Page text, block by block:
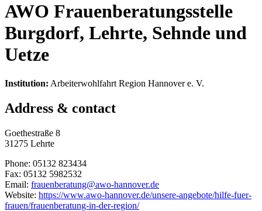
AWO Frauenberatungsstelle
Burgdorf, Lehrte, Sehnde und
Uetze
Institution: Arbeiterwohlfahrt Region Hannover e. V.
Address & contact
Goethestraße 8
31275 Lehrte
Phone: 05132 823434
Fax: 05132 5982532
Email: frauenberatung@awo-hannover.de
Website: https://www.awo-hannover.de/unsere-angebote/hilfe-fuer-
frauen/frauenberatung-in-der-region/